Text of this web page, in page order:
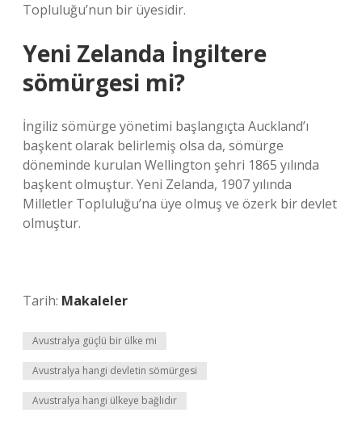
Topluluğu’nun bir üyesidir.
Yeni Zelanda İngiltere
sömürgesi mi?
İngiliz sömürge yönetimi başlangıçta Auckland’ı
başkent olarak belirlemiş olsa da, sömürge
döneminde kurulan Wellington şehri 1865 yılında
başkent olmuştur. Yeni Zelanda, 1907 yılında
Milletler Topluluğu’na üye olmuş ve özerk bir devlet
olmuştur.
Tarih: Makaleler
Avustralya güçlü bir ülke mi
Avustralya hangi devletin sömürgesi
Avustralya hangi ülkeye bağlıdır